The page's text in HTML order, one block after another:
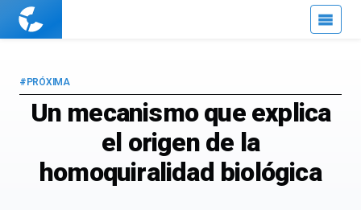
Cuaderno
Un mecanismo que explica
el origen de la
homoquiralidad biológica
#PRÓXIMA